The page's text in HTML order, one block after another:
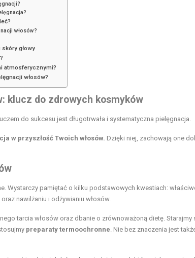
włosów?
głowy
atmosferycznymi?
włosów?
klucz do zdrowych kosmyków
do sukcesu jest długotrwała i systematyczna pielęgnacja.
w przyszłość Twoich włosów. Dzięki niej, zachowają one
Wystarczy pamiętać o kilku podstawowych kwestiach:
nawilżaniu i odżywianiu włosów.
tarcia włosów oraz dbanie o zrównoważoną dietę.
preparaty termoochronne. Nie bez znaczenia jest